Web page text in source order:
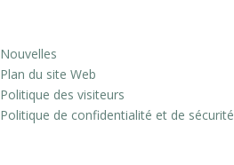
Nouvelles
Plan du site Web
Politique des visiteurs
Politique de confidentialité et de sécurité